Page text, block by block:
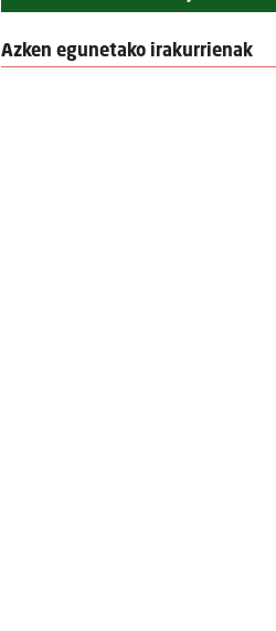
Azken egunetako irakurrienak